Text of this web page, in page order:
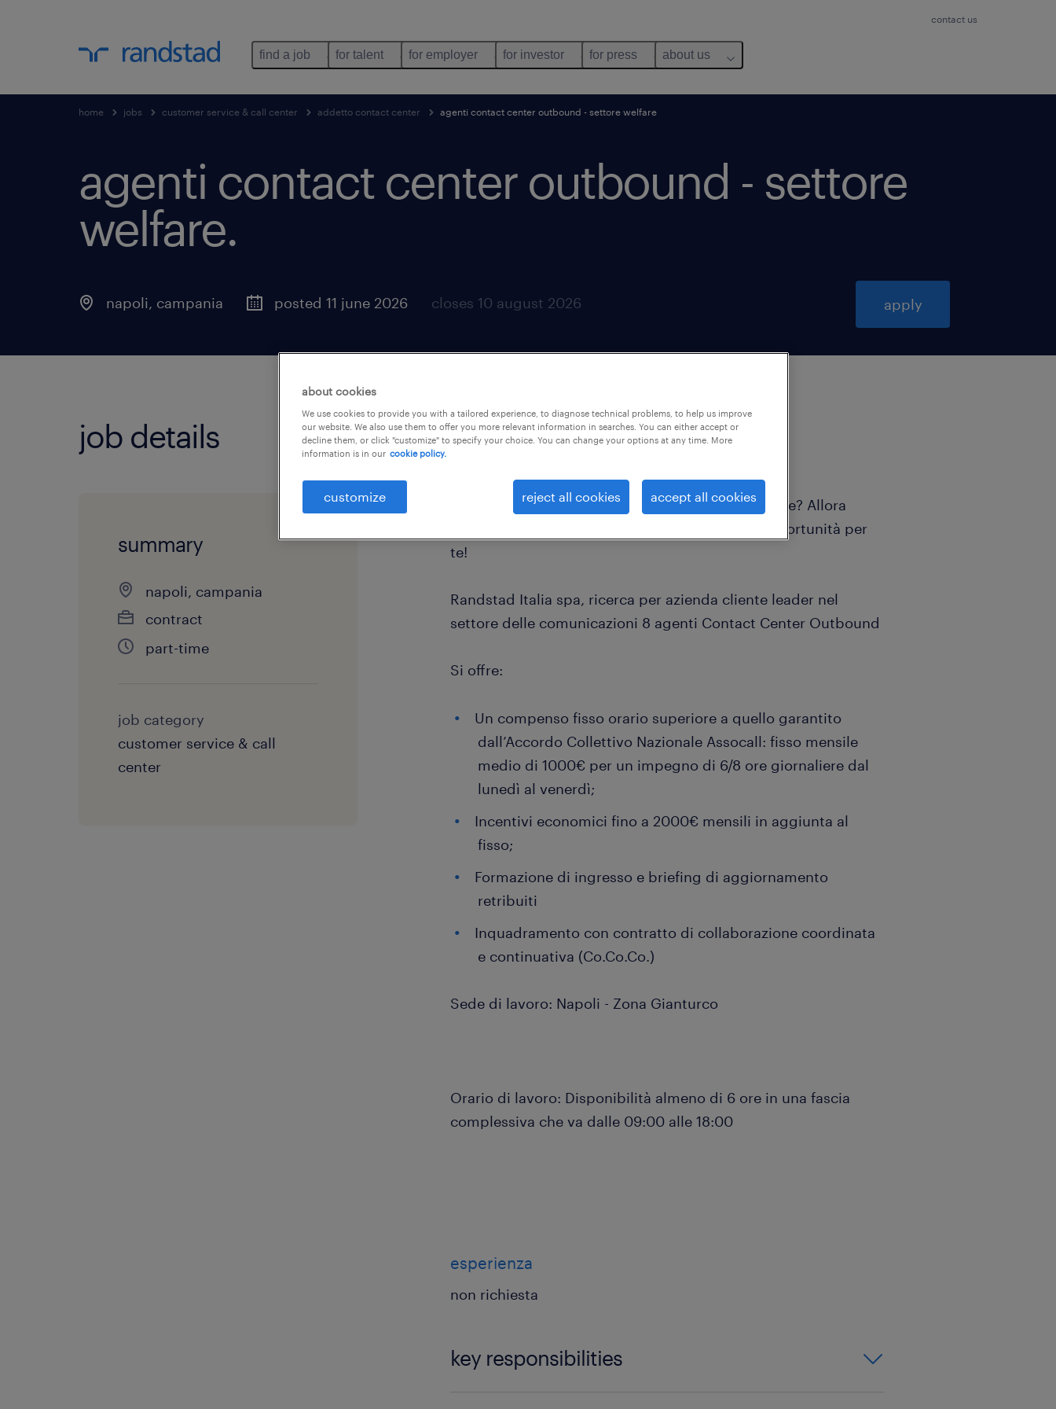
contact us
find a job for talent for employer for investor for press about us
home jobs customer service & call center addetto contact center agenti contact center outbound - settore welfare
agenti contact center outbound - settore
welfare.
napoli, campania posted 11 june 2026 closes 10 august 2026 apply
job details
summary
napoli, campania
contract
part-time
job category
customer service & call
center
Sei una persona propensa al contatto con il cliente? Allora
continua a leggere perchè abbiamo la giusta opportunità per
te!
Randstad Italia spa, ricerca per azienda cliente leader nel
settore delle comunicazioni 8 agenti Contact Center Outbound
Si offre:
Un compenso fisso orario superiore a quello garantito
dall’Accordo Collettivo Nazionale Assocall: fisso mensile
medio di 1000€ per un impegno di 6/8 ore giornaliere dal
lunedì al venerdì;
Incentivi economici fino a 2000€ mensili in aggiunta al
fisso;
Formazione di ingresso e briefing di aggiornamento
retribuiti
Inquadramento con contratto di collaborazione coordinata
e continuativa (Co.Co.Co.)
Sede di lavoro: Napoli - Zona Gianturco
Orario di lavoro: Disponibilità almeno di 6 ore in una fascia
complessiva che va dalle 09:00 alle 18:00
esperienza
non richiesta
key responsibilities
about cookies
We use cookies to provide you with a tailored experience, to diagnose technical problems, to help us improve
our website. We also use them to offer you more relevant information in searches. You can either accept or
decline them, or click "customize" to specify your choice. You can change your options at any time. More
information is in our cookie policy.
customize reject all cookies accept all cookies